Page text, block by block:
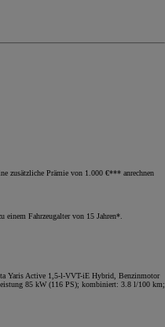
zusätzliche Prämie von 1.000 €*** anrechnen
einem Fahrzeugalter von 15 Jahren*.
Yaris Active 1,5-l-VVT-iE Hybrid, Benzinmotor
85 kW (116 PS); kombiniert: 3.8 l/100 km;